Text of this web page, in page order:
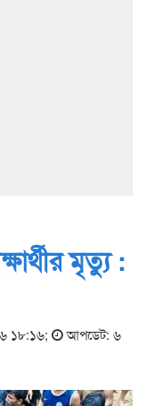
মৃত্যু :
১৮:১৬;
আপডেট: ৬